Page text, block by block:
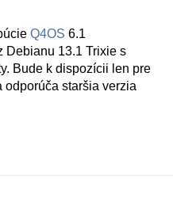
Q4OS 6.1
Debianu 13.1 Trixie s
Bude k dispozícii len pre
odporúča staršia verzia